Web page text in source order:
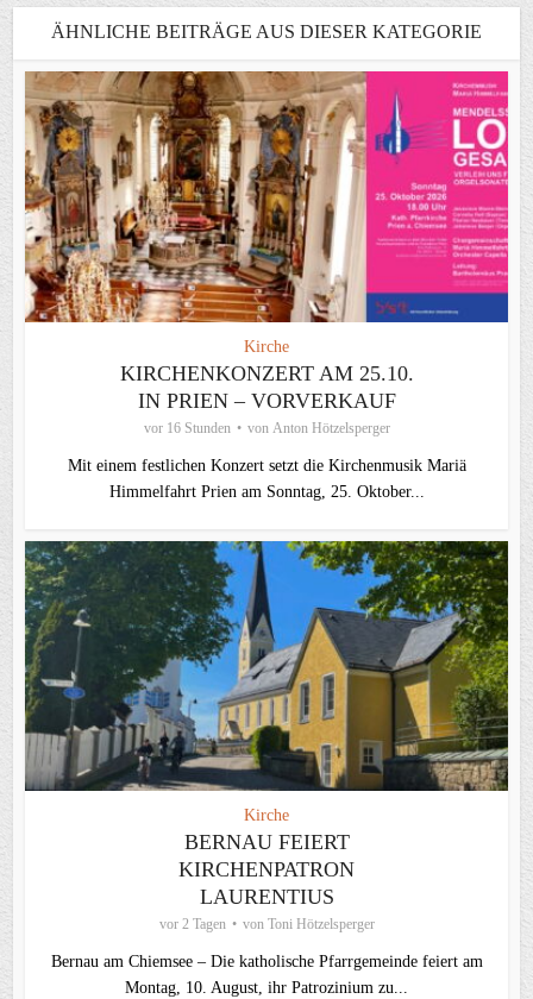
ÄHNLICHE BEITRÄGE AUS DIESER KATEGORIE
Kirche
KIRCHENKONZERT AM 25.10.
IN PRIEN – VORVERKAUF
vor 16 Stunden von Anton Hötzelsperger
Mit einem festlichen Konzert setzt die Kirchenmusik Mariä
Himmelfahrt Prien am Sonntag, 25. Oktober...
Kirche
BERNAU FEIERT
KIRCHENPATRON
LAURENTIUS
vor 2 Tagen von Toni Hötzelsperger
Bernau am Chiemsee – Die katholische Pfarrgemeinde feiert am
Montag, 10. August, ihr Patrozinium zu...